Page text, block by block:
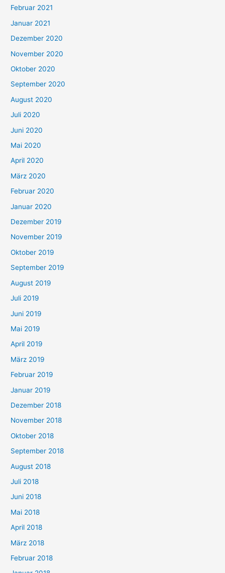
Februar 2021
Januar 2021
Dezember 2020
November 2020
Oktober 2020
September 2020
August 2020
Juli 2020
Juni 2020
Mai 2020
April 2020
März 2020
Februar 2020
Januar 2020
Dezember 2019
November 2019
Oktober 2019
September 2019
August 2019
Juli 2019
Juni 2019
Mai 2019
April 2019
März 2019
Februar 2019
Januar 2019
Dezember 2018
November 2018
Oktober 2018
September 2018
August 2018
Juli 2018
Juni 2018
Mai 2018
April 2018
März 2018
Februar 2018